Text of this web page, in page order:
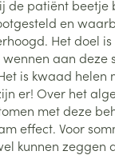
de patiënt beetje
en
Het doel
aan deze
is kwaad helen
er! Over het
met deze
effect. Voor
kunnen zeggen